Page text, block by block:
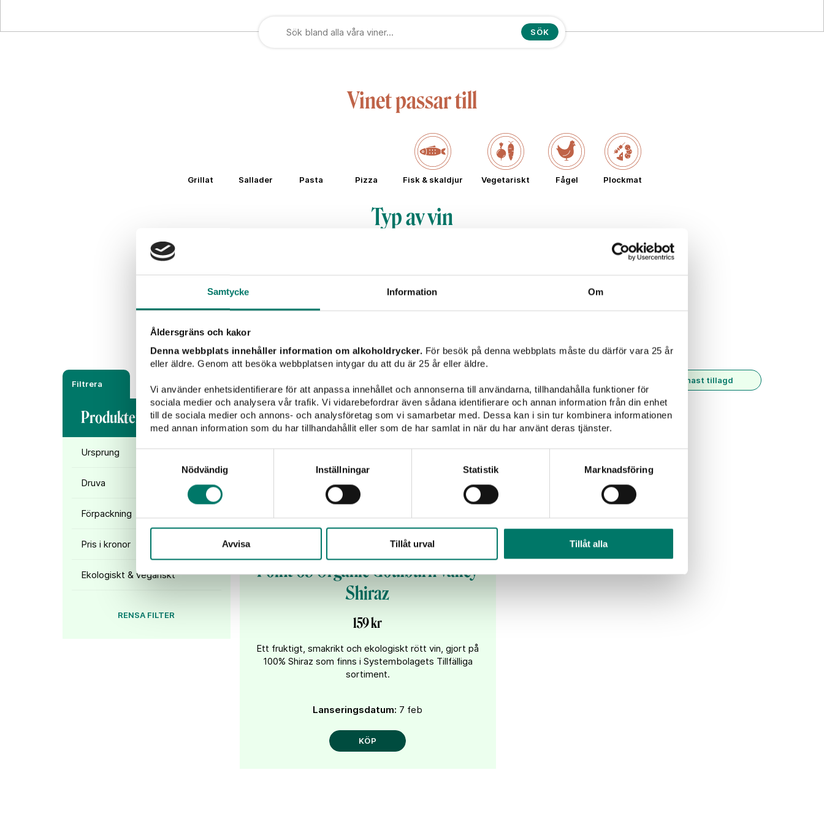
Samtycke Information Om
Åldersgräns och kakor
Denna webbplats innehåller information om alkoholdrycker. För besök på denna webbplats måste du därför vara 25 år
eller äldre. Genom att besöka webbplatsen intygar du att du är 25 år eller äldre.
Vi använder enhetsidentifierare för att anpassa innehållet och annonserna till användarna, tillhandahålla funktioner för
sociala medier och analysera vår trafik. Vi vidarebefordrar även sådana identifierare och annan information från din enhet
till de sociala medier och annons- och analysföretag som vi samarbetar med. Dessa kan i sin tur kombinera informationen
med annan information som du har tillhandahållit eller som de har samlat in när du har använt deras tjänster.
Nödvändig
Inställningar Statistik Marknadsföring
Avvisa Tillåt urval Tillåt alla
SÖK
Vinet passar till
Grillat Sallader Pasta Pizza Fisk & skaldjur Vegetariskt Fågel Plockmat
Typ av vin
Vitt vin Champagne
Tamburlaine Wines
Filtrera
Produkter ( 1)
Ursprung
Druva
Förpackning
Pris i kronor
Ekologiskt & veganskt
RENSA FILTER
Senast tillagd
Point 65 Organic Goulburn Valley
Shiraz
159 kr
Ett fruktigt, smakrikt och ekologiskt rött vin, gjort på
100% Shiraz som finns i Systembolagets Tillfälliga
sortiment.
Lanseringsdatum: 7 feb
KÖP